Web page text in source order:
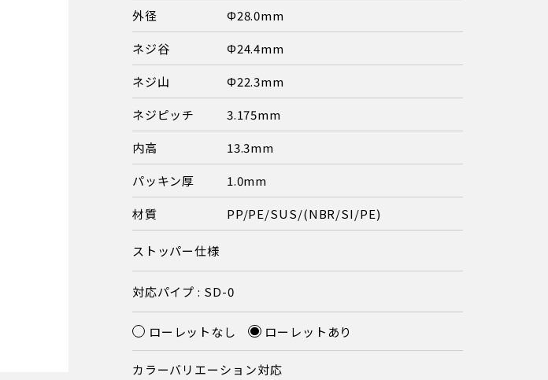
外径
Φ28.0mm
ネジ谷
Φ24.4mm
ネジ山
Φ22.3mm
ネジピッチ
3.175mm
内高
13.3mm
パッキン厚
1.0mm
材質
PP/PE/SUS/(NBR/SI/PE)
ストッパー仕様
対応パイプ : SD-0
ローレットなし ローレットあり
カラーバリエーション対応